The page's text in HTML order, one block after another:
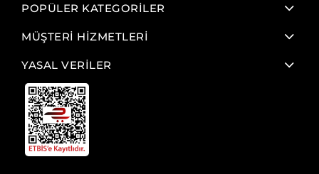
POPÜLER KATEGORİLER
MÜŞTERİ HİZMETLERİ
YASAL VERİLER